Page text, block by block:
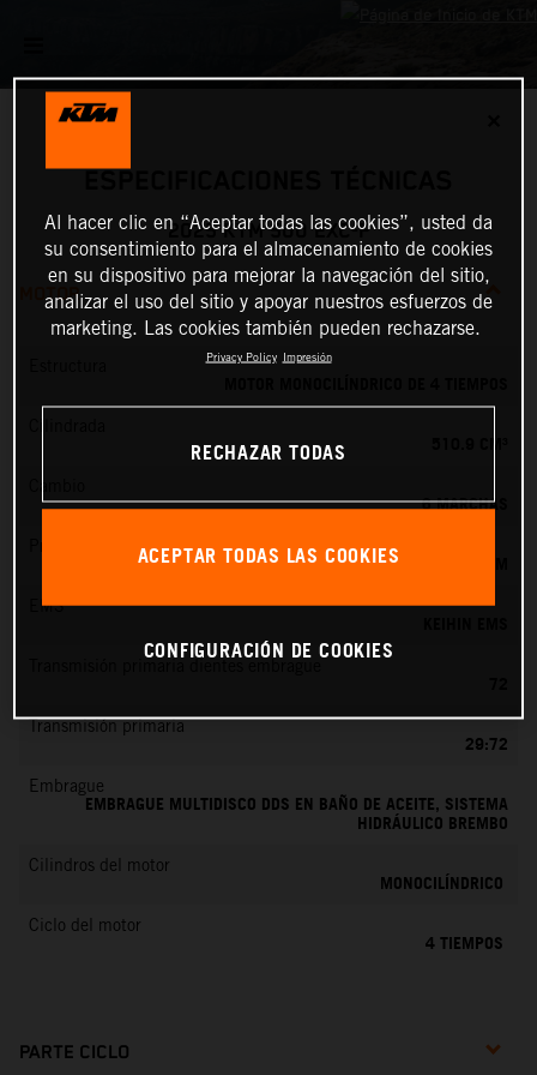
2025 KTM 500 EXC-F
MOTOR
6 MARCHAS
Preparación de la mezcla
KEIHIN EFI, TOBERA DE 42 MM
EMS
Transmisión primaria
29:72
Embrague
EMBRAGUE MULTIDISCO DDS EN BAÑO DE ACEITE, SISTEMA
HIDRÁULICO BREMBO
Cilindros del motor
MONOCILÍNDRICO
Ciclo del motor
4 TIEMPOS
PARTE CICLO
Al hacer clic en “Aceptar todas las cookies”, usted da
su consentimiento para el almacenamiento de cookies
en su dispositivo para mejorar la navegación del sitio,
analizar el uso del sitio y apoyar nuestros esfuerzos de
marketing. Las cookies también pueden rechazarse.
Privacy Policy Impresión
RECHAZAR TODAS
ACEPTAR TODAS LAS COOKIES
CONFIGURACIÓN DE COOKIES